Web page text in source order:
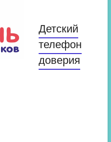
Детский
телефон
доверия